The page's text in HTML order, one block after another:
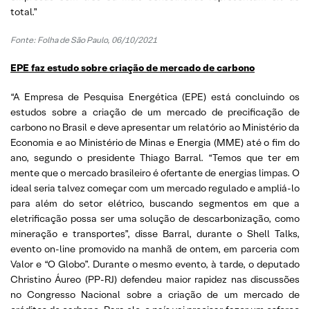
total.”
Fonte: Folha de São Paulo, 06/10/2021
EPE faz estudo sobre criação de mercado de carbono
“A Empresa de Pesquisa Energética (EPE) está concluindo os
estudos sobre a criação de um mercado de precificação de
carbono no Brasil e deve apresentar um relatório ao Ministério da
Economia e ao Ministério de Minas e Energia (MME) até o fim do
ano, segundo o presidente Thiago Barral. “Temos que ter em
mente que o mercado brasileiro é ofertante de energias limpas. O
ideal seria talvez começar com um mercado regulado e ampliá-lo
para além do setor elétrico, buscando segmentos em que a
eletrificação possa ser uma solução de descarbonização, como
mineração e transportes”, disse Barral, durante o Shell Talks,
evento on-line promovido na manhã de ontem, em parceria com
Valor e “O Globo”. Durante o mesmo evento, à tarde, o deputado
Christino Áureo (PP-RJ) defendeu maior rapidez nas discussões
no Congresso Nacional sobre a criação de um mercado de